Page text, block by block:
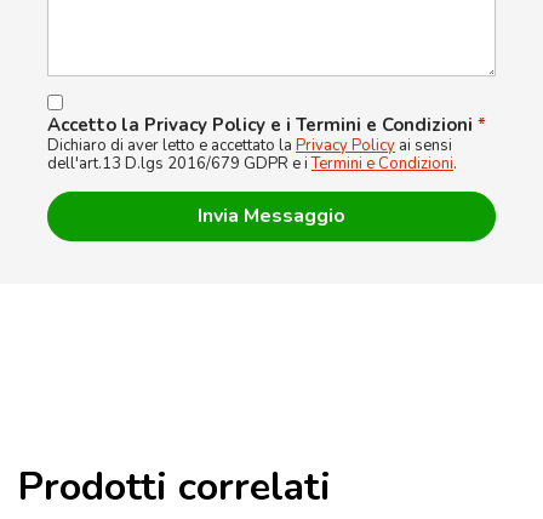
Accetto la Privacy Policy e i Termini e Condizioni *
Dichiaro di aver letto e accettato la Privacy Policy ai sensi
dell'art.13 D.lgs 2016/679 GDPR e iTermini e Condizioni.
Prodotti correlati